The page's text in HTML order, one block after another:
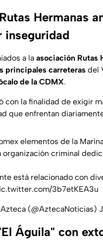
Hermanas
inseguridad
a la asociación Rutas
principales carreteras del
de la CDMX.
con la finalidad de exigir
que enfrentan
elementos de la
criminal
está relacionado con
3b7etKEA3u
(@AztecaNoticias)
Águila" con